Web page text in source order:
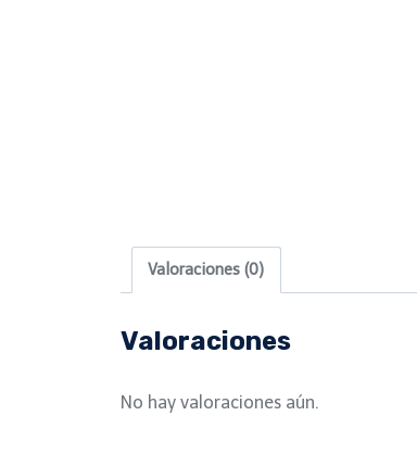
Valoraciones (0)
Valoraciones
No hay valoraciones aún.